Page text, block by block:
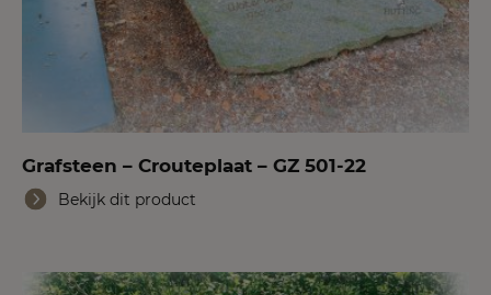
Grafsteen – Crouteplaat – GZ 501-22
Bekijk dit product